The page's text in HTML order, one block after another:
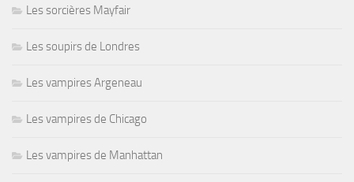
Les sorcières Mayfair
Les soupirs de Londres
Les vampires Argeneau
Les vampires de Chicago
Les vampires de Manhattan